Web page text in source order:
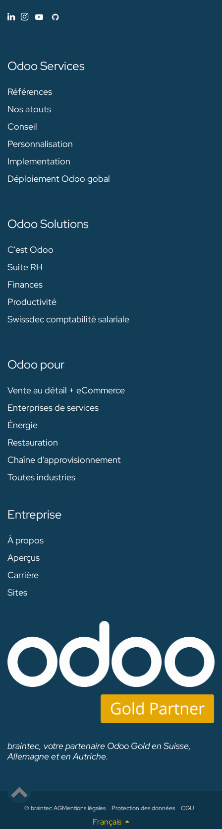
Odoo Services
Références
Nos atouts
Conseil
Personnalisation
Implementation
Déploiement Odoo gobal
Odoo Solutions
C'est Odoo
Suite RH
Finances
Productivité
Swissdec comptabilité salariale
Odoo pour
Vente au détail + eCommerce
Enterprises de services
Énergie
Restauration
Chaîne d'approvisionnement
Toutes industries
Entreprise
À propos
Aperçus
Carrière
Sites
braintec, votre partenaire Odoo Gold en Suisse,
Allemagne et en Autriche.
© braintec AGMentions légales Protection des données CGU
Français